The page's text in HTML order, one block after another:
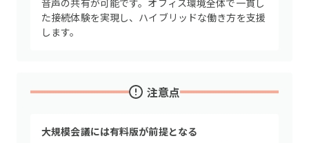
音声の共有が可能です。オフィス環境全体で一貫し
た接続体験を実現し、ハイブリッドな働き方を支援
します。
注意点
大規模会議には有料版が前提となる